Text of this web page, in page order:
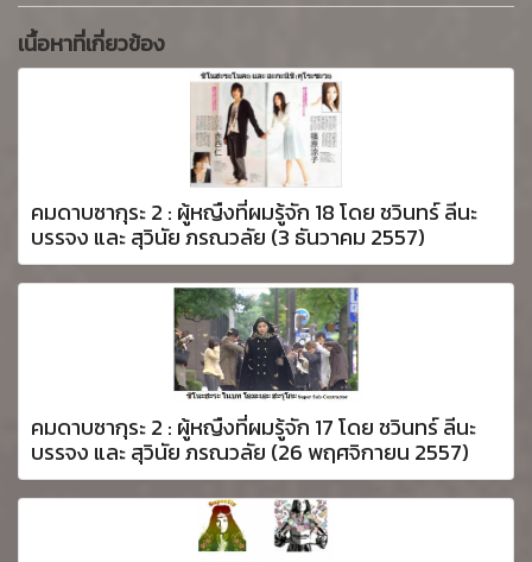
เนื้อหาที่เกี่ยวข้อง
คมดาบซากุระ 2 : ผู้หญืงที่ผมรู้จัก 18 โดย ชวินทร์ ลีนะ
บรรจง และ สุวินัย ภรณวลัย (3 ธันวาคม 2557)
คมดาบซากุระ 2 : ผู้หญืงที่ผมรู้จัก 17 โดย ชวินทร์ ลีนะ
บรรจง และ สุวินัย ภรณวลัย (26 พฤศจิกายน 2557)